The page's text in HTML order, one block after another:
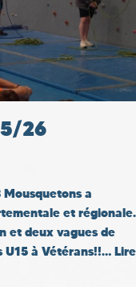
26
Mousquetons a
et régionale.
et deux vagues de
U15 à Vétérans!!… Lire